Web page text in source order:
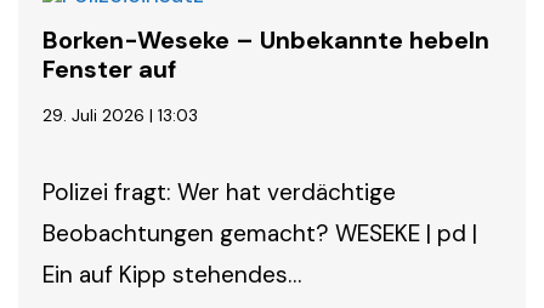
Borken-Weseke – Unbekannte hebeln
Fenster auf
29. Juli 2026 | 13:03
Polizei fragt: Wer hat verdächtige
Beobachtungen gemacht? WESEKE | pd |
Ein auf Kipp stehendes…